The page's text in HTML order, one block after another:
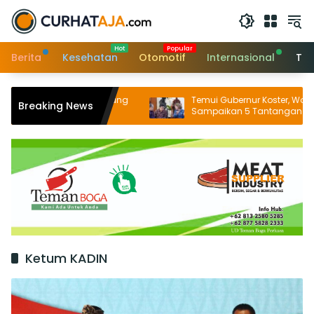
Langsung
konten
Berita
Kesehatan Otomotif Internasional
Breaking News
2026: Panggung
Tampil
Taklukan
Temui Gubernur Koster, World Bank
Sampaikan 5 Tantangan Utama
Bali Berkelanjutan dan Tetap jadi
Ketum KADIN